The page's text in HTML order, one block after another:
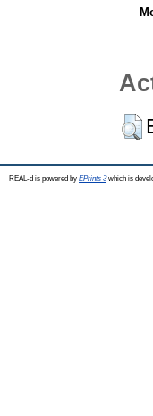
REAL-d is powered by EPrints 3which is